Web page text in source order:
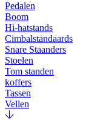
Pedalen
Boom
Hi-hatstands
Cimbalstandaards
Snare Staanders
Stoelen
Tom standen
koffers
Tassen
Vellen